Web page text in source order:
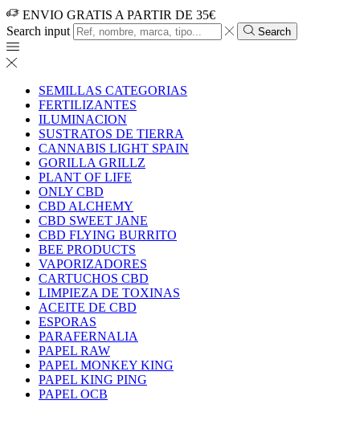
ENVIO GRATIS A PARTIR DE 35€
Search input
Search
SEMILLAS CATEGORIAS
FERTILIZANTES
ILUMINACION
SUSTRATOS DE TIERRA
CANNABIS LIGHT SPAIN
GORILLA GRILLZ
PLANT OF LIFE
ONLY CBD
CBD ALCHEMY
CBD SWEET JANE
CBD FLYING BURRITO
BEE PRODUCTS
VAPORIZADORES
CARTUCHOS CBD
LIMPIEZA DE TOXINAS
ACEITE DE CBD
ESPORAS
PARAFERNALIA
PAPEL RAW
PAPEL MONKEY KING
PAPEL KING PING
PAPEL OCB